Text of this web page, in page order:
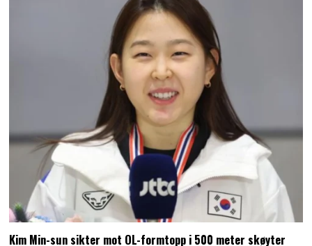
Kim Min-sun sikter mot OL-formtopp i 500 meter skøyter